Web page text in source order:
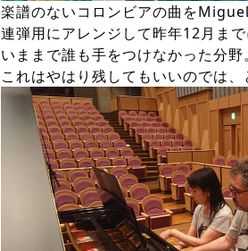
楽譜のないコロンビアの曲をMiguel
連弾用にアレンジして昨年12月まで
いままで誰も手をつけなかった分野。
これはやはり残してもいいのでは、